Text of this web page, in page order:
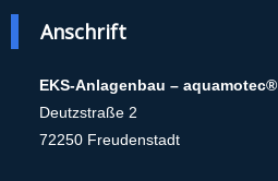
Anschrift
EKS-Anlagenbau – aquamotec®
Deutzstraße 2
72250 Freudenstadt